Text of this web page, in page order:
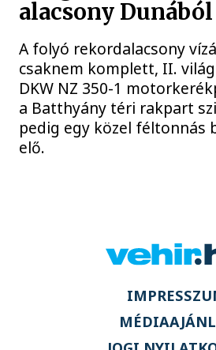
alacsony Dunából
A folyó rekordalacsony
csaknem komplett, II.
DKW NZ 350-1
a Batthyány téri rakpart
pedig egy közel féltonnás
elő.